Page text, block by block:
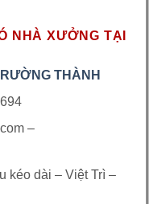
NHÀ XƯỞNG TẠI
THÀNH
–
kéo dài – Việt Trì –